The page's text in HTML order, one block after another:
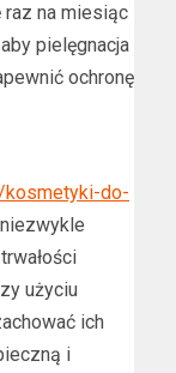
na miesiąc
pielęgnacja
ochronę
do-
użyciu
ich
i